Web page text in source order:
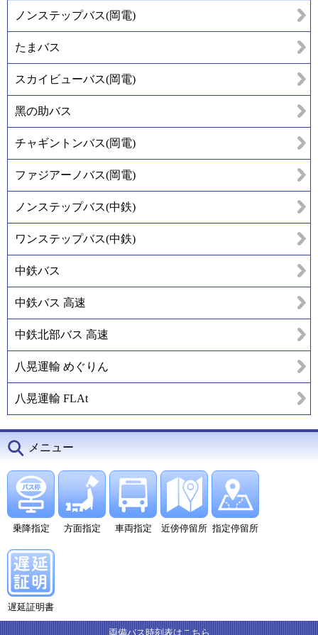
ノンステップバス(岡電)
たまバス
スカイビューバス(岡電)
黑の助バス
チャギントンバス(岡電)
ファジアーノバス(岡電)
ノンステップバス(中鉄)
ワンステップバス(中鉄)
中鉄バス
中鉄バス 高速
中鉄北部バス 高速
八晃運輸 めぐりん
八晃運輸 FLAt
メニュー
乗降指定 方面指定 車両指定 近傍停留所 指定停留所
遅延証明書
両備バス時刻表はこちら